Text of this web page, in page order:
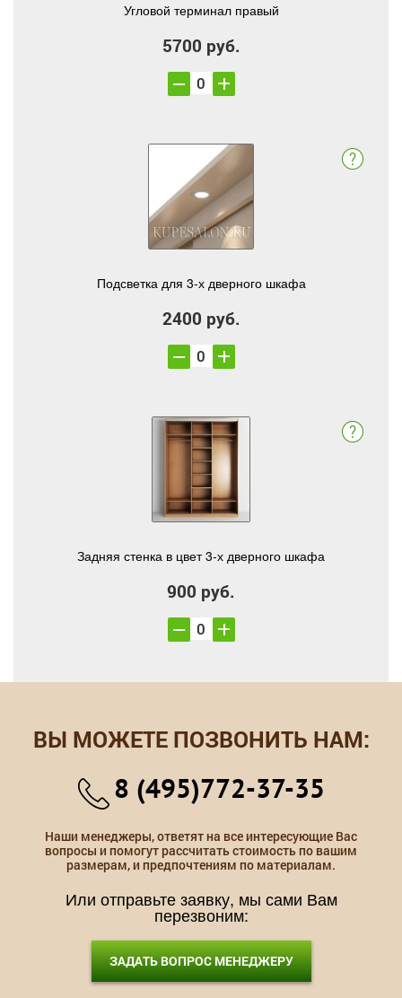
Угловой терминал правый
5700 руб.
Подсветка для 3-х дверного шкафа
2400 руб.
Задняя стенка в цвет 3-х дверного шкафа
900 руб.
ВЫ МОЖЕТЕ ПОЗВОНИТЬ НАМ:
8 (495)772-37-35
Наши менеджеры, ответят на все интересующие Вас
вопросы и помогут рассчитать стоимость по вашим
размерам, и предпочтениям по материалам.
Или отправьте заявку, мы сами Вам
перезвоним:
ЗАДАТЬ ВОПРОС МЕНЕДЖЕРУ